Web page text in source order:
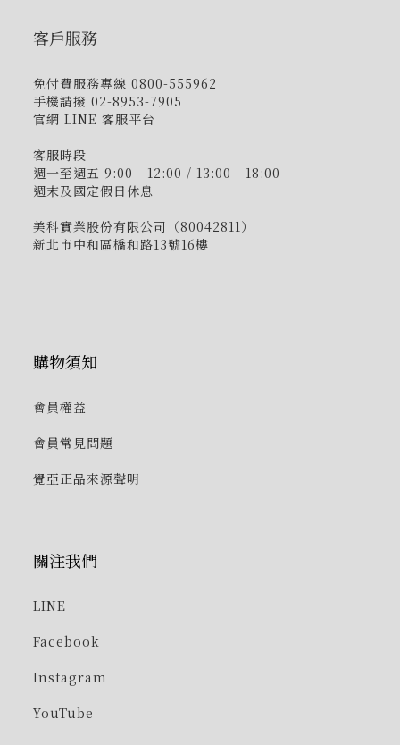
客戶服務
免付費服務專線 0800-555962
手機請撥 02-8953-7905
官網 LINE 客服平台
客服時段
週一至週五 9:00 - 12:00 / 13:00 - 18:00
週末及國定假日休息
美科實業股份有限公司（80042811）
新北市中和區橋和路13號16樓
購物須知
會員權益
會員常見問題
覺亞正品來源聲明
關注我們
LINE
Facebook
Instagram
YouTube